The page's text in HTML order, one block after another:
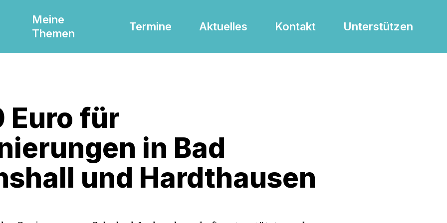
Meine
Themen
Termine Aktuelles Kontakt Unterstützen
Euro für
in Bad
und Hardthausen